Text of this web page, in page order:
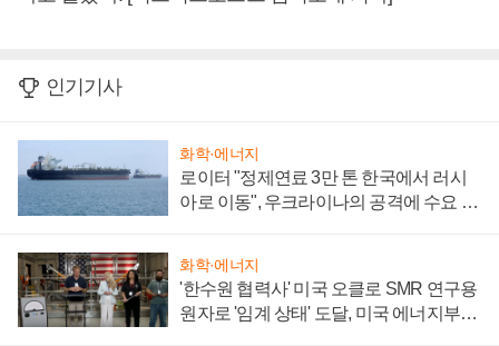
인기기사
화학·에너지
로이터 "정제연료 3만 톤 한국에서 러시
아로 이동", 우크라이나의 공격에 수요 늘
화학·에너지
'한수원 협력사' 미국 오클로 SMR 연구용
원자로 '임계 상태' 도달, 미국 에너지부